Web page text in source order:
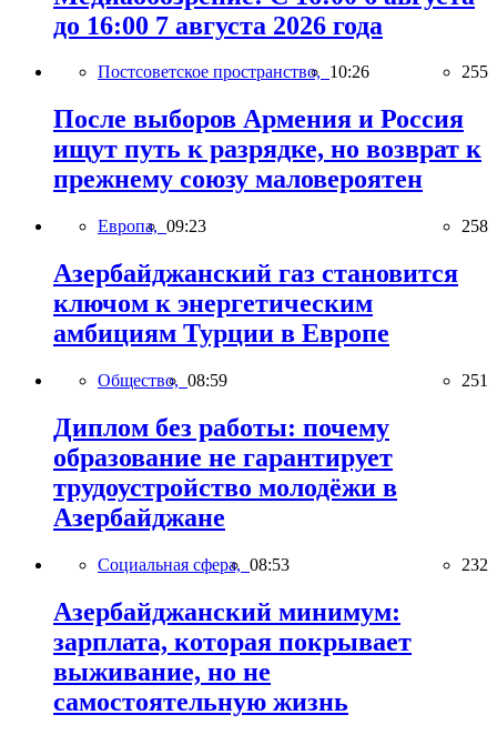
до 16:00 7 августа 2026 года
Постсоветское пространство, 10:26 255
После выборов Армения и Россия
ищут путь к разрядке, но возврат к
прежнему союзу маловероятен
Европа, 09:23 258
Азербайджанский газ становится
ключом к энергетическим
амбициям Турции в Европе
Общество, 08:59 251
Диплом без работы: почему
образование не гарантирует
трудоустройство молодёжи в
Азербайджане
Социальная сфера, 08:53 232
Азербайджанский минимум:
зарплата, которая покрывает
выживание, но не
самостоятельную жизнь